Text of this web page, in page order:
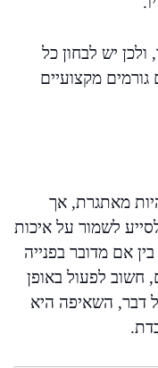
יש לבחון כל
גורמים מקצועיים
מאתגרת, אך
לשמור על איכות
אם מדובר בפנייה
חשוב לפעול באופן
דבר, השאיפה היא